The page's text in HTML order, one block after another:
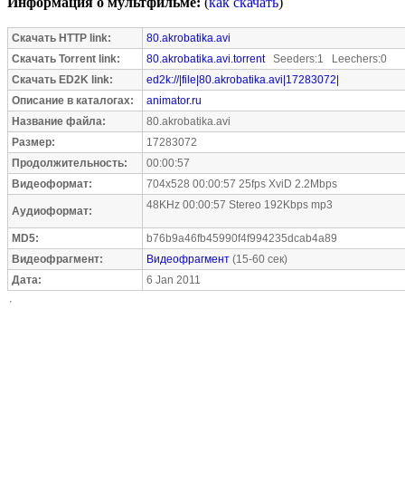
Скачать HTTP link:
80.akrobatika.avi
Скачать Torrent link:
80.akrobatika.avi.torrentSeeders:1 Leechers:0
Скачать ED2K link:
ed2k://|file|80.akrobatika.avi|17283072|
Описание в каталогах:
animator.ru
Название файла:
80.akrobatika.avi
Размер:
17283072
Продолжительность:
00:00:57
Видеоформат:
704x528 00:00:57 25fps XviD 2.2Mbps
Аудиоформат: 48KHz 00:00:57 Stereo 192Kbps mp3
MD5:
b76b9a46fb45990f4f994235dcab4a89
Видеофрагмент:
Видеофрагмент (15-60 сек)
Дата:
6 Jan 2011